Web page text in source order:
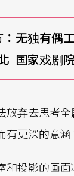
无独有偶
国家戏剧
放弃去思考
有更深的意
和投影的画